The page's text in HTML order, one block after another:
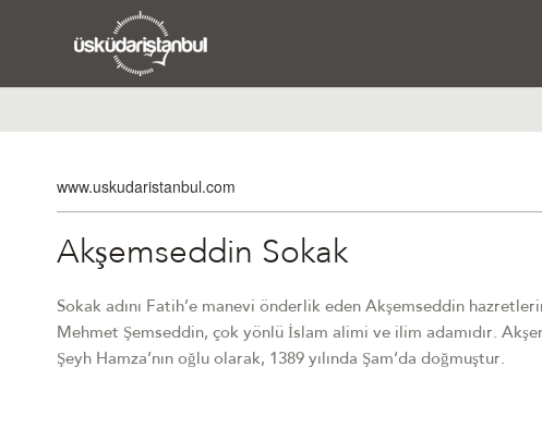
www.uskudaristanbul.com
Akşemseddin Sokak
Sokak adını Fatih’e manevi önderlik eden Akşemseddin
Mehmet Şemseddin, çok yönlü İslam alimi ve ilim adamıdır.
Şeyh Hamza’nın oğlu olarak, 1389 yılında Şam‘da doğmuştur.